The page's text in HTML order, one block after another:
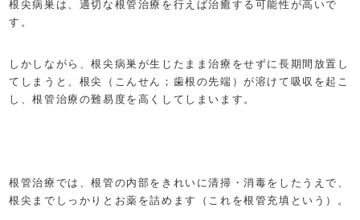
根尖病巣は、適切な根管治療を行えば治癒する可能性が高いで
す。
しかしながら、根尖病巣が生じたまま治療をせずに長期間放置し
てしまうと、根尖（こんせん；歯根の先端）が溶けて吸収を起こ
し、根管治療の難易度を高くしてしまいます。
根管治療では、根管の内部をきれいに清掃・消毒をしたうえで、
根尖までしっかりとお薬を詰めます（これを根管充填という）。